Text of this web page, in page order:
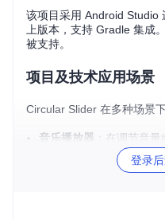
该项目采用 Android Studio
上版本，支持 Gradle 集成
被支持。
项目及技术应用场景
Circular Slider 在多种场景
音乐播放器
：在调节音
块会提升用户体验。
：用于调整亮
登录